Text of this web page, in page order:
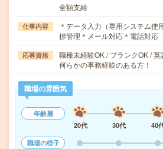
全額支給
仕事内容
＊データ入力（専用システム使
捗管理＊メール対応＊電話対
応募資格
職種未経験OK / ブランクOK /
何らかの事務経験のある方！
職場の雰囲気
年齢層
20代
30代 40
職場の様子